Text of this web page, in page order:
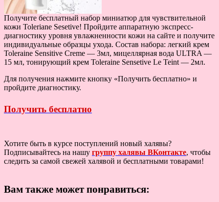
Получите бесплатный набор миниатюр для чувствительной
кожи Toleriane Sesetive! Пройдите аппаратную экспресс-
диагностику уровня увлажненности кожи на сайте и получите
индивидуальные образцы ухода. Соcтав набора: легкий крем
Toleraine Sensitive Creme — 3мл, мицеллярная вода ULTRA —
15 мл, тонирующий крем Toleraine Sensetive Le Teint — 2мл.
Для получения нажмите кнопку «Получить бесплатно» и
пройдите диагностику.
Получить бесплатно
Хотите быть в курсе поступлений новый халявы?
Подписывайтесь на нашу группу халявы ВКонтакте, чтобы
следить за самой свежей халявой и бесплатными товарами!
Вам также может понравиться: